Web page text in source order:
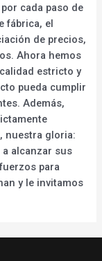
cada paso de
fábrica, el
de precios,
Ahora hemos
estricto y
pueda cumplir
Además,
nuestra gloria:
alcanzar sus
para
y le invitamos